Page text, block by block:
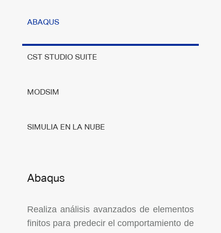
ABAQUS
CST STUDIO SUITE
MODSIM
SIMULIA EN LA NUBE
Abaqus
Realiza análisis avanzados de elementos
finitos para predecir el comportamiento de